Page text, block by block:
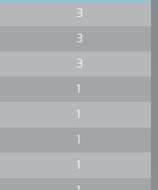
3
3
3
1
1
1
1